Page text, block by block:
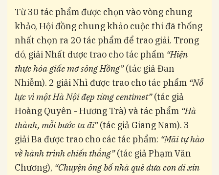
Từ 30 tác phẩm được chọn vào vòng chung
khảo, Hội đồng chung khảo cuộc thi đã thống
nhất chọn ra 20 tác phẩm để trao giải. Trong
đó, giải Nhất được trao cho tác phẩm “Hiện
thực hóa giấc mơ sông Hồng”(tác giả Đan
Nhiễm). 2 giải Nhì được trao cho tác phẩm “Nỗ
lực vì một Hà Nội đẹp từng centimet”(tác giả
Hoàng Quyên - Hương Trà) và tác phẩm “Hà
thành, mỗi bước ta đi”(tác giả Giang Nam). 3
giải Ba được trao cho các tác phẩm: “Mãi tự hào
về hành trình chiến thắng”(tác giả Phạm Văn
Chương), “Chuyện ông bố nhà quê đưa con đi xin